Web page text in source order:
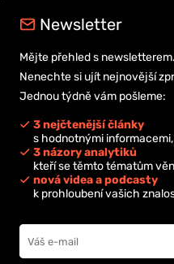
Newsletter
Mějte přehled s newsletterem.
Nenechte si ujít nejnovější
Jednou týdně vám pošleme:
3 nejčtenější články
s hodnotnými informacemi,
3 názory analytiků
kteří se těmto tématům
nová videa a podcasty
k prohloubení vašich